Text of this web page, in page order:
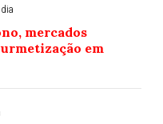
mercados
em